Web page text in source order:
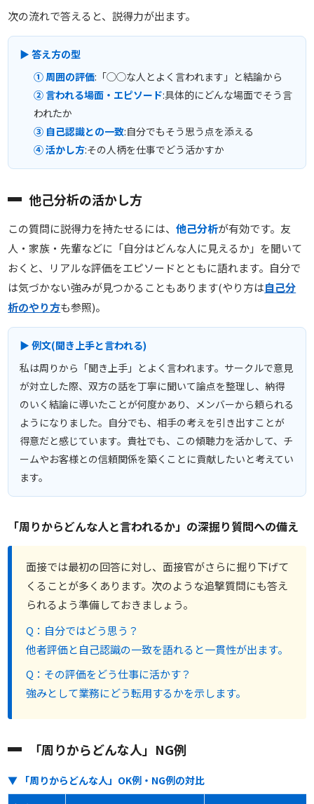
次の流れで答えると、説得力が出ます。
▶ 答え方の型
① 周囲の評価:「◯◯な人とよく言われます」と結論から
② 言われる場面・エピソード:具体的にどんな場面でそう言
われたか
③ 自己認識との一致:自分でもそう思う点を添える
④ 活かし方:その人柄を仕事でどう活かすか
他己分析の活かし方
この質問に説得力を持たせるには、他己分析が有効です。友
人・家族・先輩などに「自分はどんな人に見えるか」を聞いて
おくと、リアルな評価をエピソードとともに語れます。自分で
は気づかない強みが見つかることもあります(やり方は自己分
析のやり方も参照)。
▶ 例文(聞き上手と言われる)
私は周りから「聞き上手」とよく言われます。サークルで意見
が対立した際、双方の話を丁寧に聞いて論点を整理し、納得
のいく結論に導いたことが何度かあり、メンバーから頼られる
ようになりました。自分でも、相手の考えを引き出すことが
得意だと感じています。貴社でも、この傾聴力を活かして、チ
ームやお客様との信頼関係を築くことに貢献したいと考えてい
ます。
「周りからどんな人と言われるか」の深掘り質問への備え
面接では最初の回答に対し、面接官がさらに掘り下げて
くることが多くあります。次のような追撃質問にも答え
られるよう準備しておきましょう。
Q：自分ではどう思う？
他者評価と自己認識の一致を語れると一貫性が出ます。
Q：その評価をどう仕事に活かす？
強みとして業務にどう転用するかを示します。
「周りからどんな人」NG例
▼ 「周りからどんな人」OK例・NG例の対比